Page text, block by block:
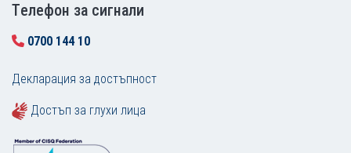
Tелефон за сигнали
0700 144 10
Декларация за достъпност
Достъп за глухи лица